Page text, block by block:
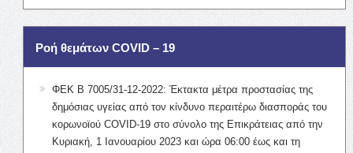
Ροή θεμάτων COVID – 19
ΦΕΚ Β 7005/31-12-2022: Έκτακτα μέτρα προστασίας της
δημόσιας υγείας από τον κίνδυνο περαιτέρω διασποράς του
κορωνοϊού COVID-19 στο σύνολο της Επικράτειας από την
Κυριακή, 1 Ιανουαρίου 2023 και ώρα 06:00 έως και τη